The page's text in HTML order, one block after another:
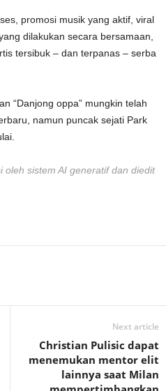
promosi musik yang aktif, viral
dilakukan secara bersamaan,
tersibuk – dan terpanas – serba
“Danjong oppa” mungkin telah
namun puncak sejati Park
oleh sistem AI generatif dan diedit
Next article
Christian Pulisic dapat
menemukan mentor elit
lainnya saat Milan